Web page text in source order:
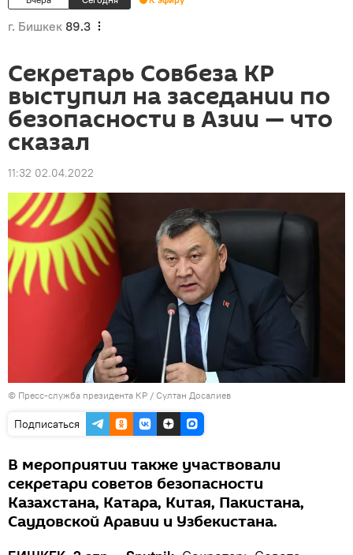
г. Бишкек 89.3
Секретарь Совбеза КР
выступил на заседании по
безопасности в Азии — что
сказал
11:32 02.04.2022
© Пресс-служба президента КР / Султан Досалиев
Подписаться
В мероприятии также участвовали
секретари советов безопасности
Казахстана, Катара, Китая, Пакистана,
Саудовской Аравии и Узбекистана.